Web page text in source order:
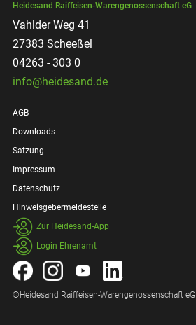
Heidesand Raiffeisen-Warengenossenschaft eG
Vahlder Weg 41
27383 Scheeßel
04263 - 303 0
info@heidesand.de
Zur Heidesand-App
Login Ehrenamt
AGB
Downloads
Satzung
Impressum
Datenschutz
Hin­weis­geber­melde­stelle
©Heidesand Raiffeisen-Warengenossenschaft eG